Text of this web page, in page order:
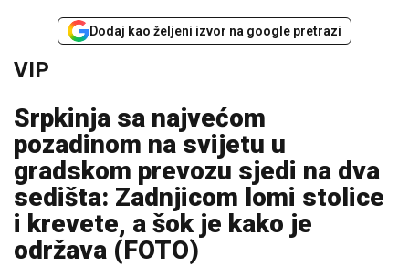
Dodaj kao željeni izvor na google pretrazi
VIP
Srpkinja sa najvećom
pozadinom na svijetu u
gradskom prevozu sjedi na dva
sedišta: Zadnjicom lomi stolice
i krevete, a šok je kako je
održava (FOTO)